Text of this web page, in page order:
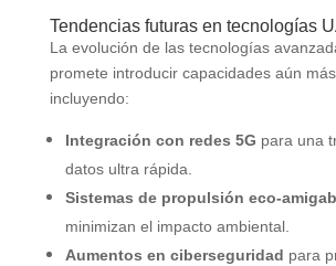
Tendencias futuras en tecnologías
La evolución de las tecnologías
promete introducir capacidades aún
incluyendo:
Integración con redes 5G para una
datos ultra rápida.
Sistemas de propulsión eco-
minimizan el impacto ambiental.
Aumentos en ciberseguridad para